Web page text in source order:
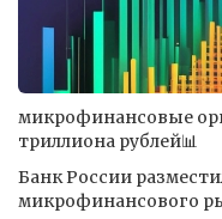
микрофинансовые
триллиона рублей📊
Банк России
микрофинансового